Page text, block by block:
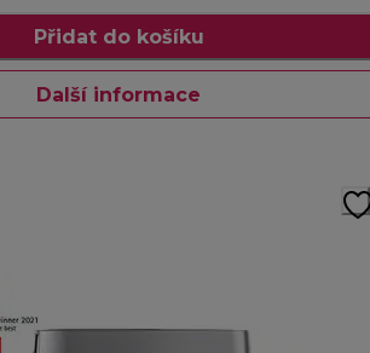
Přidat do košíku
Další informace